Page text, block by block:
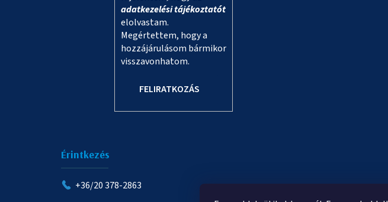
adatkezelési tájékoztatót
elolvastam.
Megértettem, hogy a
hozzájárulásom bármikor
visszavonhatom.
FELIRATKOZÁS
Érintkezés
+36/20 378-2863